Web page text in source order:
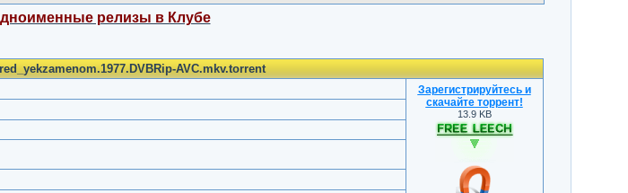
релизы в Клубе
AVC.mkv.torrent
Зарегистрируйтесь и
скачайте торрент!
13.9 KB